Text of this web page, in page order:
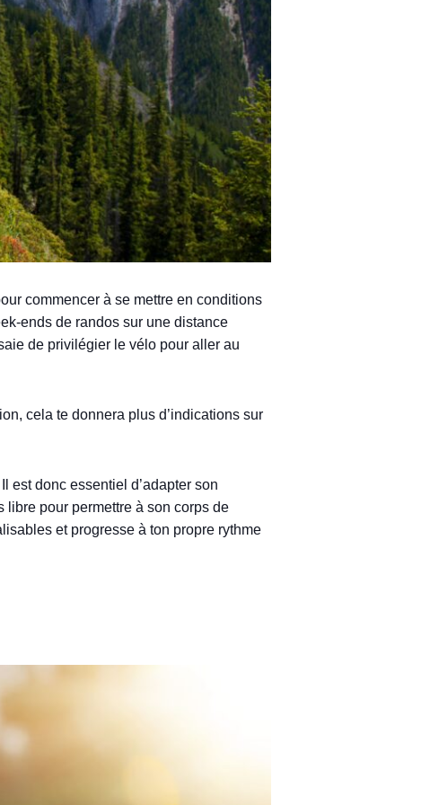
commencer à se mettre en conditions
ends de randos sur une distance
de privilégier le vélo pour aller au
cela te donnera plus d’indications sur
est donc essentiel d’adapter son
libre pour permettre à son corps de
et progresse à ton propre rythme